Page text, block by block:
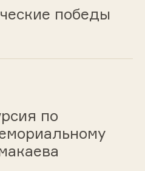
победы
по